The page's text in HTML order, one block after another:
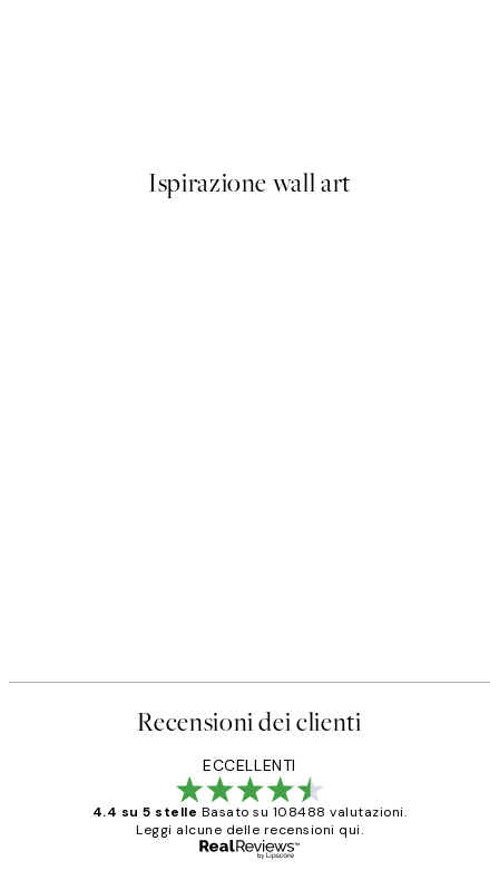
Ispirazione wall art
Recensioni dei clienti
ECCELLENTI
4.4 su 5 stelle Basato su 108488 valutazioni.
Leggi alcune delle recensioni qui.